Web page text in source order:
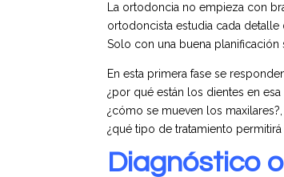
La ortodoncia no empieza con
ortodoncista estudia cada detalle
Solo con una buena planificación
En esta primera fase se
¿por qué están los dientes en esa
¿cómo se mueven los maxilares?,
¿qué tipo de tratamiento
Diagnóstico